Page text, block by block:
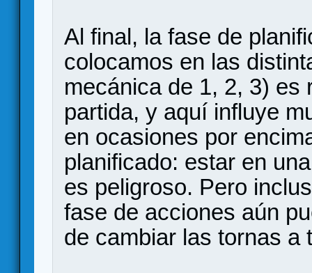
Al final, la fase de
colocamos en las
mecánica de 1, 2, 3) es
partida, y aquí influye
en ocasiones por
planificado: estar en
es peligroso. Pero
fase de acciones aún
de cambiar las tornas a